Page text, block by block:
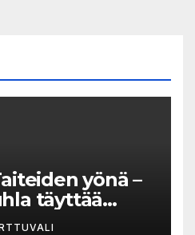
yönä –
täyttää